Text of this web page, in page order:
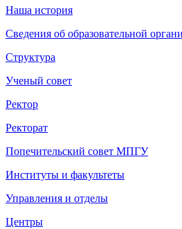
Наша история
Сведения об образовательной
Структура
Ученый совет
Ректор
Ректорат
Попечительский совет МПГУ
Институты и факультеты
Управления и отделы
Центры